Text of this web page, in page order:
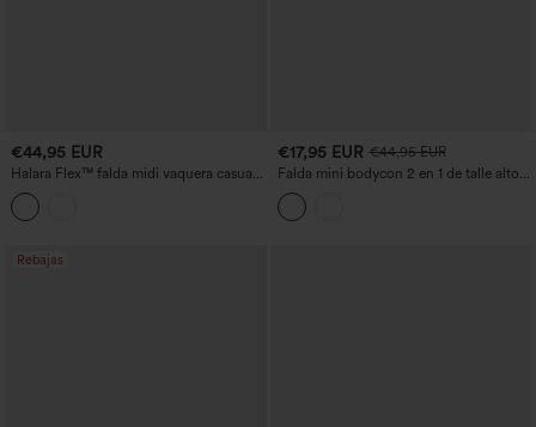
€44,95 EUR
Halara Flex™ falda midi vaquera casual
de talle alto con control del abdomen y
bolsillos
€17,95 EUR €44,95 EUR
Falda mini bodycon 2 en 1 de talle alto
con cruce, elástica, casual y acolchada.
Rebajas